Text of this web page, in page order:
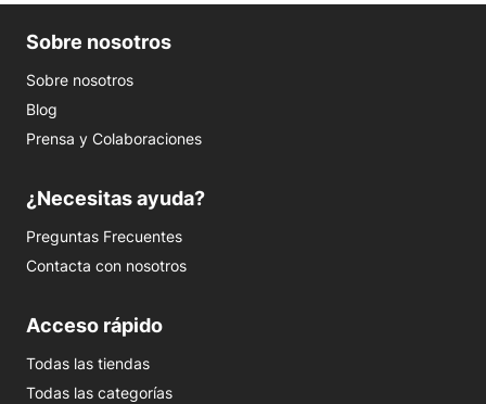
Sobre nosotros
Sobre nosotros
Blog
Prensa y Colaboraciones
¿Necesitas ayuda?
Preguntas Frecuentes
Contacta con nosotros
Acceso rápido
Todas las tiendas
Todas las categorías